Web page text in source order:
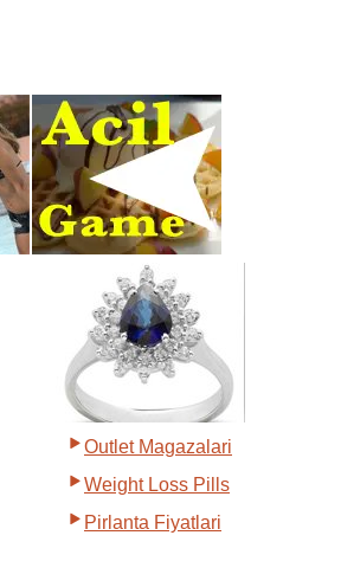
Outlet Magazalari
Weight Loss Pills
Pirlanta Fiyatlari